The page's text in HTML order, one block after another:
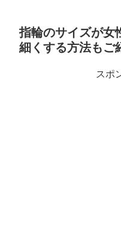
指輪のサイズが女
細くする方法もご
スポ